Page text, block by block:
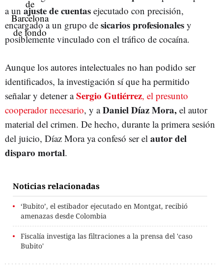
a un ajuste de cuentas ejecutado con precisión,
encargado a un grupo de sicarios profesionales y
posiblemente vinculado con el tráfico de cocaína.
Aunque los autores intelectuales no han podido ser
identificados, la investigación sí que ha permitido
señalar y detener aSergio Gutiérrez, el presunto
cooperador necesario, y aDaniel Díaz Mora, el autor
material del crimen. De hecho, durante la primera sesión
del juicio, Díaz Mora ya confesó ser el autor del
disparo mortal.
Noticias relacionadas
‘Bubito’, el estibador ejecutado en Montgat, recibió
amenazas desde Colombia
Fiscalía investiga las filtraciones a la prensa del 'caso
Bubito'